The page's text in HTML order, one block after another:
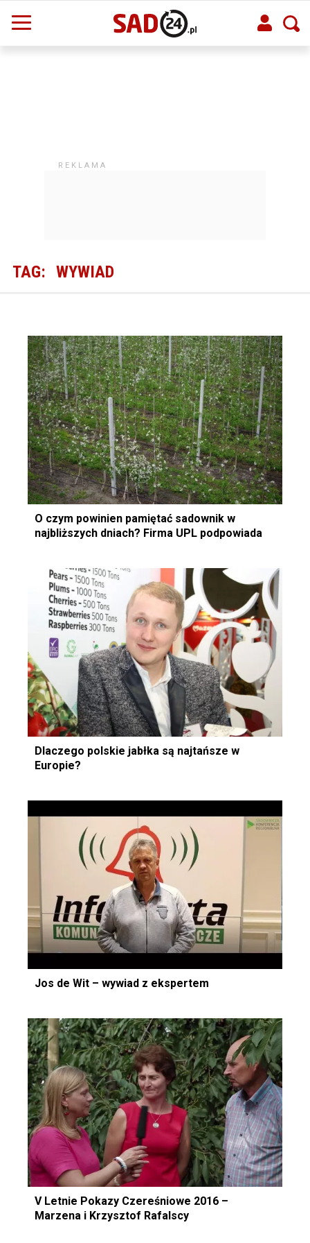
TAG: WYWIAD
O czym powinien pamiętać sadownik w
najbliższych dniach? Firma UPL podpowiada
Dlaczego polskie jabłka są najtańsze w
Europie?
Jos de Wit – wywiad z ekspertem
V Letnie Pokazy Czereśniowe 2016 –
Marzena i Krzysztof Rafalscy